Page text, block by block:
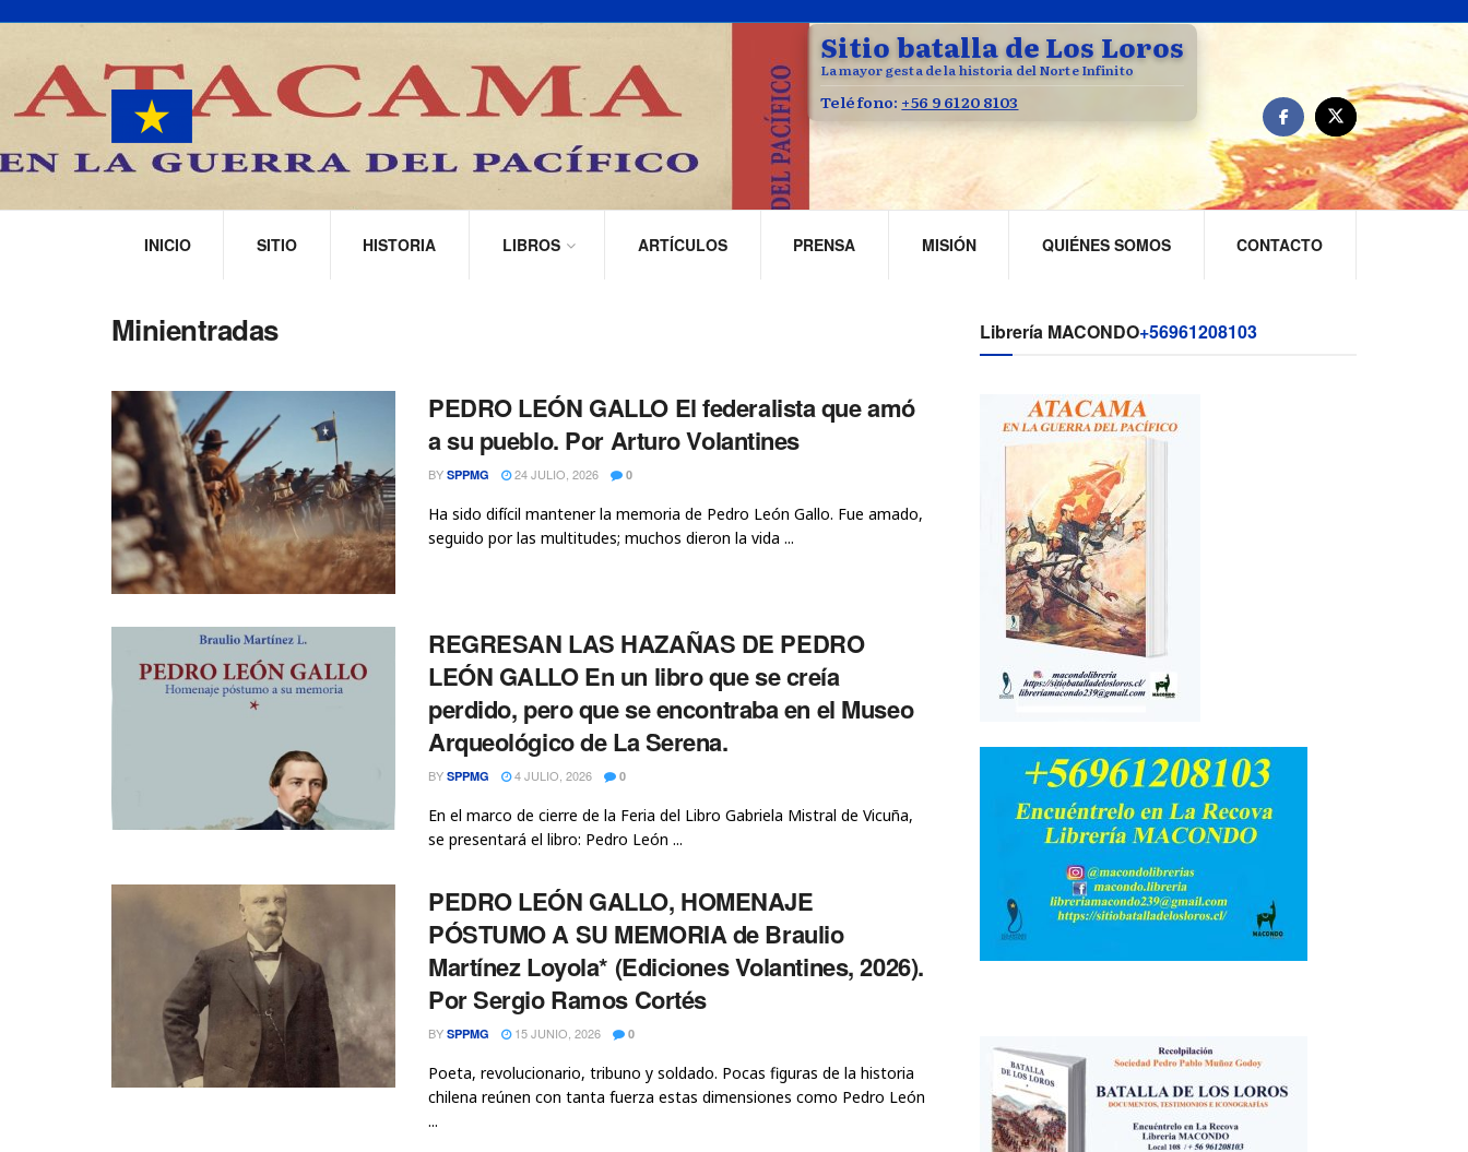
Sitio batalla de Los Loros
La mayor gesta de la historia del Norte Infinito
Teléfono: +56 9 6120 8103
INICIO SITIO HISTORIA LIBROS ARTÍCULOS PRENSA MISIÓN QUIÉNES SOMOS CONTACTO
Minientradas
PEDRO LEÓN GALLO El federalista que amó
a su pueblo. Por Arturo Volantines
BY SPPMG 24 JULIO, 2026 0
Ha sido difícil mantener la memoria de Pedro León Gallo. Fue amado,
seguido por las multitudes; muchos dieron la vida ...
REGRESAN LAS HAZAÑAS DE PEDRO
LEÓN GALLO En un libro que se creía
perdido, pero que se encontraba en el Museo
Arqueológico de La Serena.
BY SPPMG 4 JULIO, 2026 0
En el marco de cierre de la Feria del Libro Gabriela Mistral de Vicuña,
se presentará el libro: Pedro León ...
PEDRO LEÓN GALLO, HOMENAJE
PÓSTUMO A SU MEMORIA de Braulio
Martínez Loyola* (Ediciones Volantines, 2026).
Por Sergio Ramos Cortés
BY SPPMG 15 JUNIO, 2026 0
Poeta, revolucionario, tribuno y soldado. Pocas figuras de la historia
chilena reúnen con tanta fuerza estas dimensiones como Pedro León
...
Librería MACONDO+56961208103